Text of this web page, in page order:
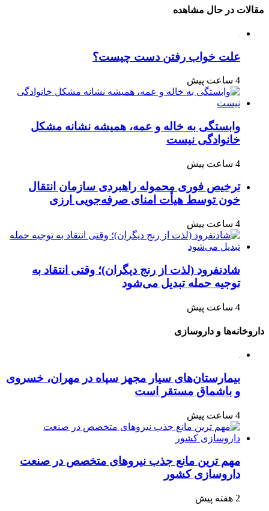
مقالات در حال مشاهده
علت خواب رفتن دست چیست؟
4 ساعت پیش
وابستگی به خاله و عمه، همیشه نشانه مشکل
خانوادگی نیست
4 ساعت پیش
ترخیص فوری محموله راهبردی سازمان انتقال
خون توسط هیأت امنای صرفه‌جویی ارزی
4 ساعت پیش
شادنفرود (لذت از رنج دیگران)؛ وقتی انتقاد به
توجیه حمله تبدیل می‌شود
4 ساعت پیش
داروخانه‌ها و داروسازی
بیمارستان‌های سیار مجهز سپاه در مهران، خسروی
و باشماق مستقر است
4 ساعت پیش
مهم ترین مانع جذب نیروهای متخصص در صنعت
داروسازی کشور
2 هفته پیش